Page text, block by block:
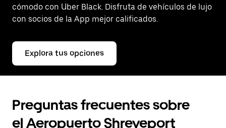
cómodo con Uber Black. Disfruta de vehículos de lujo
con socios de la App mejor calificados.
Explora tus opciones
Preguntas frecuentes sobre
el Aeropuerto Shreveport